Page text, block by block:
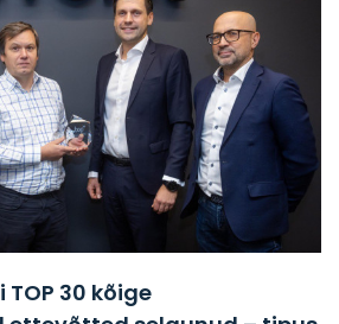
30 kõige